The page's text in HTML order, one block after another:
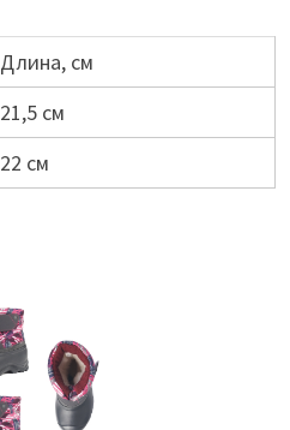
Длина, см
21,5 см
22 см